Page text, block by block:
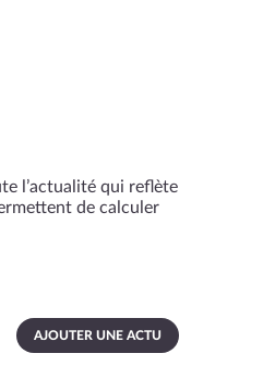
l’actualité qui reflète
de calculer
AJOUTER UNE ACTU